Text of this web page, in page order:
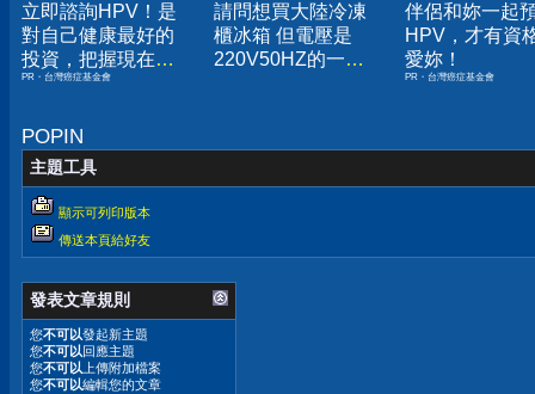
立即諮詢HPV！是
對自己健康最好的
投資，把握現在不
嫌晚！
PR・台灣癌症基金會
請問想買大陸冷凍
櫃冰箱 但電壓是
220V50HZ的一些
伴侶和妳一起
HPV，才有資
愛妳！
PR・台灣癌症基金會
POPIN
主題工具
顯示可列印版本
傳送本頁給好友
發表文章規則
您不可以發起新主題
您不可以回應主題
您不可以 上傳附加檔案
您不可以編輯您的文章